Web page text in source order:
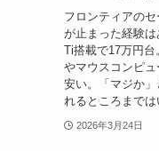
フロンティアの
が止まった経験
Ti搭載で17万円台
やマウスコンピュ
安い。「マジか
れるところまでは
2026年3月24日